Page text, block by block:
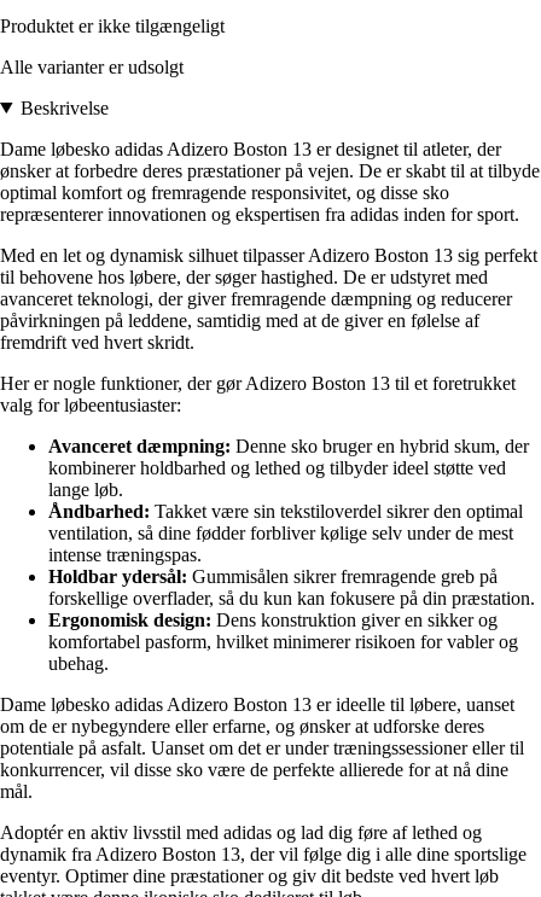
Produktet er ikke tilgængeligt
Alle varianter er udsolgt
Beskrivelse
Dame løbesko adidas Adizero Boston 13 er designet til atleter, der
ønsker at forbedre deres præstationer på vejen. De er skabt til at tilbyde
optimal komfort og fremragende responsivitet, og disse sko
repræsenterer innovationen og ekspertisen fra adidas inden for sport.
Med en let og dynamisk silhuet tilpasser Adizero Boston 13 sig perfekt
til behovene hos løbere, der søger hastighed. De er udstyret med
avanceret teknologi, der giver fremragende dæmpning og reducerer
påvirkningen på leddene, samtidig med at de giver en følelse af
fremdrift ved hvert skridt.
Her er nogle funktioner, der gør Adizero Boston 13 til et foretrukket
valg for løbeentusiaster:
Avanceret dæmpning: Denne sko bruger en hybrid skum, der
kombinerer holdbarhed og lethed og tilbyder ideel støtte ved
lange løb.
Åndbarhed: Takket være sin tekstiloverdel sikrer den optimal
ventilation, så dine fødder forbliver kølige selv under de mest
intense træningspas.
Holdbar ydersål: Gummisålen sikrer fremragende greb på
forskellige overflader, så du kun kan fokusere på din præstation.
Ergonomisk design: Dens konstruktion giver en sikker og
komfortabel pasform, hvilket minimerer risikoen for vabler og
ubehag.
Dame løbesko adidas Adizero Boston 13 er ideelle til løbere, uanset
om de er nybegyndere eller erfarne, og ønsker at udforske deres
potentiale på asfalt. Uanset om det er under træningssessioner eller til
konkurrencer, vil disse sko være de perfekte allierede for at nå dine
mål.
Adoptér en aktiv livsstil med adidas og lad dig føre af lethed og
dynamik fra Adizero Boston 13, der vil følge dig i alle dine sportslige
eventyr. Optimer dine præstationer og giv dit bedste ved hvert løb